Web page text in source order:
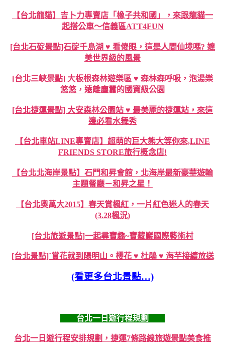
【台北龍貓】吉卜力專賣店「橡子共和國」，來跟龍貓一
起搭公車～信義區ATT4FUN
[台北石碇景點]石碇千島湖 ♥ 看傻眼，這是人間仙境嗎? 媲
美世界級的風景
[台北三峽景點] 大板根森林遊樂區 ♥ 森林森呼吸，泡湯樂
悠悠，遠離塵囂的國寶級公園
[台北捷運景點] 大安森林公園站 ♥ 最美麗的捷運站，來這
邊必看水舞秀
【台北車站LINE專賣店】超萌的巨大熊大等你來,LINE
FRIENDS STORE旅行概念店!
【台北北海岸景點】石門和昇會館，北海岸最新豪華遊輪
主題餐廳－和昇之星！
【台北奧萬大2015】春天賞楓紅，一片紅色迷人的春天
(3.28楓況)
[台北旅遊景點]一起尋寶趣~寶藏巖國際藝術村
[台北景點]˙賞花就到陽明山。櫻花 ♥ 杜鵑 ♥ 海芋接續放送
(看更多台北景點…)
台北一日遊行程規劃
台北一日遊行程安排規劃，捷運7條路線旅遊景點美食推